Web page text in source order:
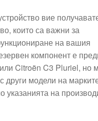
вие
които са важни за
на вашия
компонент е
Citroën C3 Pluriel, но
други модели на
указанията на